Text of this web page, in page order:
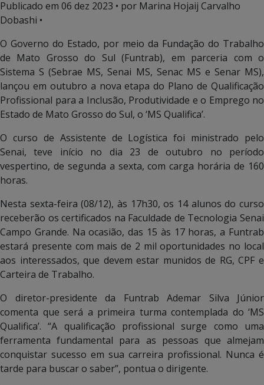
Publicado em 06 dez 2023 • por Marina Hojaij Carvalho
Dobashi •
O Governo do Estado, por meio da Fundação do Trabalho
de Mato Grosso do Sul (Funtrab), em parceria com o
Sistema S (Sebrae MS, Senai MS, Senac MS e Senar MS),
lançou em outubro a nova etapa do Plano de Qualificação
Profissional para a Inclusão, Produtividade e o Emprego no
Estado de Mato Grosso do Sul, o ‘MS Qualifica’.
O curso de Assistente de Logística foi ministrado pelo
Senai, teve início no dia 23 de outubro no período
vespertino, de segunda a sexta, com carga horária de 160
horas.
Nesta sexta-feira (08/12), às 17h30, os 14 alunos do curso
receberão os certificados na Faculdade de Tecnologia Senai
Campo Grande. Na ocasião, das 15 às 17 horas, a Funtrab
estará presente com mais de 2 mil oportunidades no local
aos interessados, que devem estar munidos de RG, CPF e
Carteira de Trabalho.
O diretor-presidente da Funtrab Ademar Silva Júnior
comenta que será a primeira turma contemplada do ‘MS
Qualifica’. “A qualificação profissional surge como uma
ferramenta fundamental para as pessoas que almejam
conquistar sucesso em sua carreira profissional. Nunca é
tarde para buscar o saber”, pontua o dirigente.